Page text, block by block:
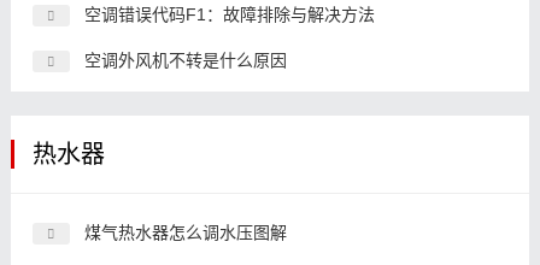
空调错误代码F1：故障排除与解决方法
空调外风机不转是什么原因
热水器
煤气热水器怎么调水压图解